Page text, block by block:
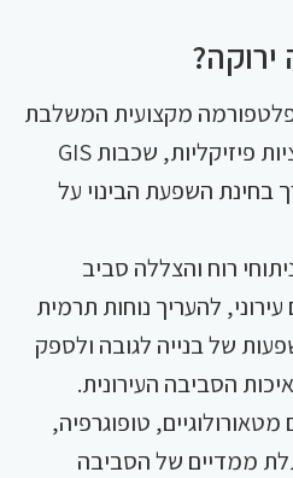
פלטפורמה מקצועית המשלבת
מודלים אקלימיים, סימולציות פיזיקליות, שכבות GIS
בחינת השפעת הבינוי על
רוח והצללה סביב
להעריך נוחות תרמית
של בנייה לגובה ולספק
הסביבה העירונית.
טופוגרפיה,
ממדיים של הסביבה